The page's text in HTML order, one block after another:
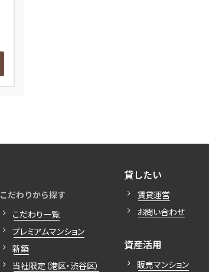
こだわりから探す
こだわり一覧
プレミアムマンション
新築
当社限定（港区・渋谷区）
貸したい
賃貸運営
お問い合わせ
資産活用
販売マンション